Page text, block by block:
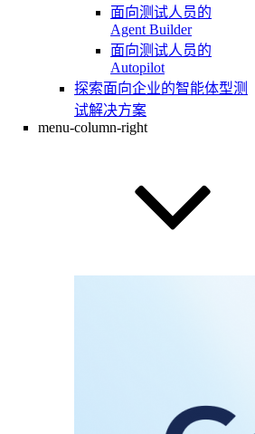
面向测试人员的
Agent Builder
面向测试人员的
Autopilot
探索面向企业的智能体型测
试解决方案
menu-column-right